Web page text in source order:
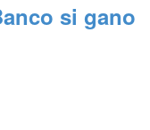
si gano